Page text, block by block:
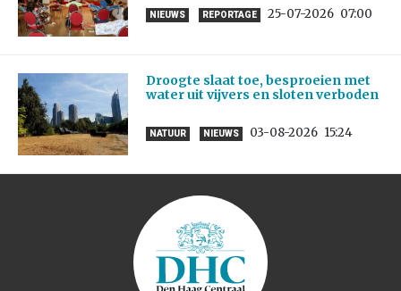
NIEUWS REPORTAGE 25-07-2026 07:00
Droogte slaat toe, besproeien met
water uit vijvers en sloten verboden
NATUUR NIEUWS 03-08-2026 15:24